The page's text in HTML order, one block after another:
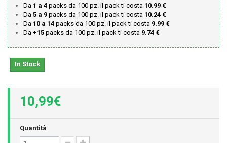
Da 1 a 4 packs da 100 pz. il pack ti costa 10.99 €
Da 5 a 9 packs da 100 pz. il pack ti costa 10.24 €
Da 10 a 14 packs da 100 pz. il pack ti costa 9.99 €
Da +15 packs da 100 pz. il pack ti costa 9.74 €
In Stock
10,99€
Quantità